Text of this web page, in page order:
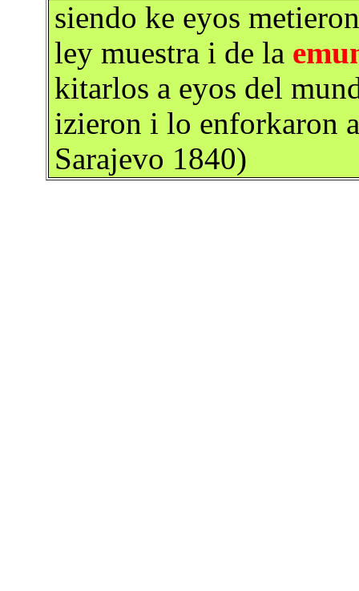
siendo ke eyos
ley muestra i de la
kitarlos a eyos del
izieron i lo enforkaron
Sarajevo 1840)